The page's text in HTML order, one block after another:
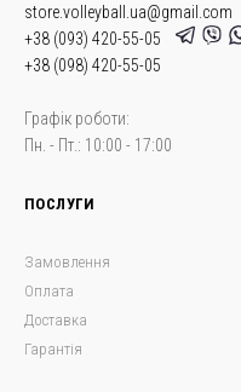
store.volleyball.ua@gmail.com
+38 (093) 420-55-05
+38 (098) 420-55-05
Графік роботи:
Пн. - Пт.: 10:00 - 17:00
ПОСЛУГИ
Замовлення
Оплата
Доставка
Гарантія